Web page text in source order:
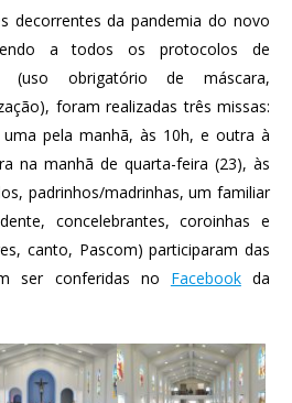
decorrentes da pandemia do novo
a todos os protocolos de
(uso obrigatório de máscara,
foram realizadas três missas:
pela manhã, às 10h, e outra à
na manhã de quarta-feira (23), às
padrinhos/madrinhas, um familiar
concelebrantes, coroinhas e
canto, Pascom) participaram das
ser conferidas no Facebookda